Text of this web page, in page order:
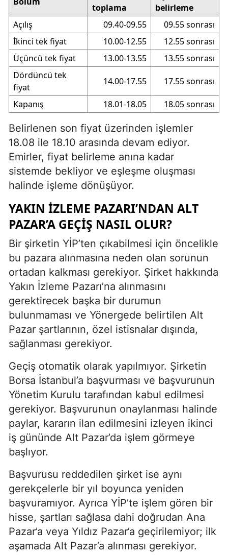
toplama
belirleme
Açılış
09.40-09.55
09.55 sonrası
İkinci tek fiyat
10.00-12.55
12.55 sonrası
Üçüncü tek fiyat
13.00-13.55
13.55 sonrası
Dördüncü tek
fiyat
14.00-17.55 17.55 sonrası
Kapanış 18.01-18.05 18.05 sonrası
Belirlenen son fiyat üzerinden işlemler
18.08 ile 18.10 arasında devam ediyor.
Emirler, fiyat belirleme anına kadar
sistemde bekliyor ve eşleşme oluşması
halinde işleme dönüşüyor.
YAKIN İZLEME PAZARI’NDAN ALT
PAZAR’A GEÇIŞ NASIL OLUR?
Bir şirketin YİP’ten çıkabilmesi için öncelikle
bu pazara alınmasına neden olan sorunun
ortadan kalkması gerekiyor. Şirket hakkında
Yakın İzleme Pazarı’na alınmasını
gerektirecek başka bir durumun
bulunmaması ve Yönergede belirtilen Alt
Pazar şartlarının, özel istisnalar dışında,
sağlanması gerekiyor.
Geçiş otomatik olarak yapılmıyor. Şirketin
Borsa İstanbul’a başvurması ve başvurunun
Yönetim Kurulu tarafından kabul edilmesi
gerekiyor. Başvurunun onaylanması halinde
paylar, kararın ilan edilmesini izleyen ikinci
iş gününde Alt Pazar’da işlem görmeye
başlıyor.
Başvurusu reddedilen şirket ise aynı
gerekçelerle bir yıl boyunca yeniden
başvuramıyor. Ayrıca YİP’te işlem gören bir
hisse, şartları sağlasa dahi doğrudan Ana
Pazar’a veya Yıldız Pazar’a geçirilemiyor; ilk
aşamada Alt Pazar’a alınması gerekiyor.